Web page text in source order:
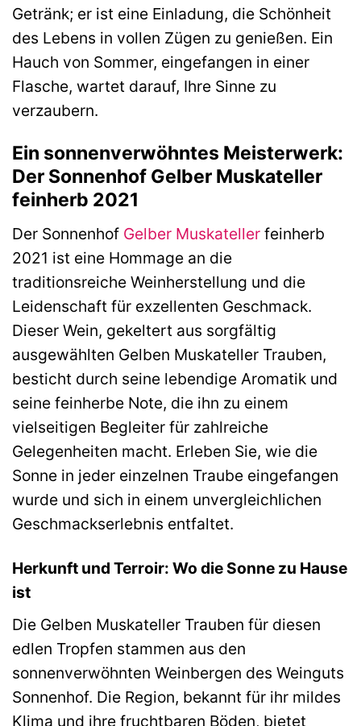
Getränk; er ist eine Einladung, die Schönheit
des Lebens in vollen Zügen zu genießen. Ein
Hauch von Sommer, eingefangen in einer
Flasche, wartet darauf, Ihre Sinne zu
verzaubern.
Ein sonnenverwöhntes Meisterwerk:
Der Sonnenhof Gelber Muskateller
feinherb 2021
Der Sonnenhof Gelber Muskateller feinherb
2021 ist eine Hommage an die
traditionsreiche Weinherstellung und die
Leidenschaft für exzellenten Geschmack.
Dieser Wein, gekeltert aus sorgfältig
ausgewählten Gelben Muskateller Trauben,
besticht durch seine lebendige Aromatik und
seine feinherbe Note, die ihn zu einem
vielseitigen Begleiter für zahlreiche
Gelegenheiten macht. Erleben Sie, wie die
Sonne in jeder einzelnen Traube eingefangen
wurde und sich in einem unvergleichlichen
Geschmackserlebnis entfaltet.
Herkunft und Terroir: Wo die Sonne zu Hause
ist
Die Gelben Muskateller Trauben für diesen
edlen Tropfen stammen aus den
sonnenverwöhnten Weinbergen des Weinguts
Sonnenhof. Die Region, bekannt für ihr mildes
Klima und ihre fruchtbaren Böden, bietet